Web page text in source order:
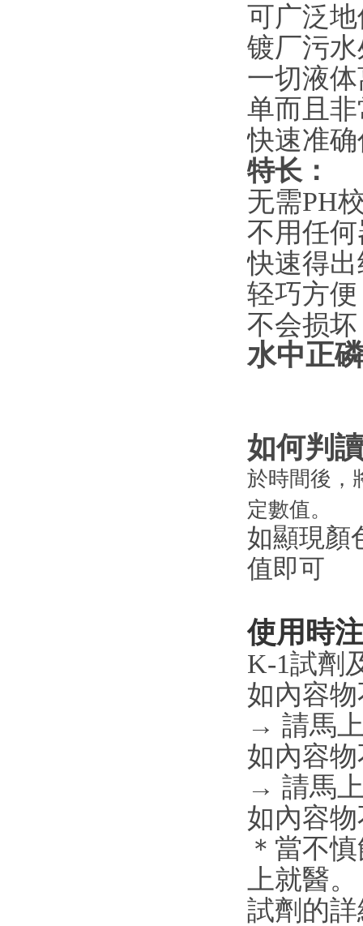
可广泛
镀厂污
一切液
单而且
快速准
特长：
无需PH
不用任
快速得
轻巧方
不会损
水中正
如何判
於時間後，
定數值。
如顯現顏
值即可
使用時
K-1試劑
如內容
→ 請馬
如內容
→ 請馬
如內容
＊當不
上就醫。
試劑的